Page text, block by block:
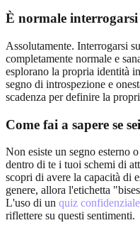
È normale
Assolutamente. Interrogarsi
completamente normale e
esplorano la propria identità
segno di introspezione e
scadenza per definire la
Come fai a sapere se
Non esiste un segno esterno
dentro di te i tuoi schemi di
scopri di avere la capacità di
genere, allora l'etichetta
L'uso di un quiz confidenziale
riflettere su questi sentimenti.